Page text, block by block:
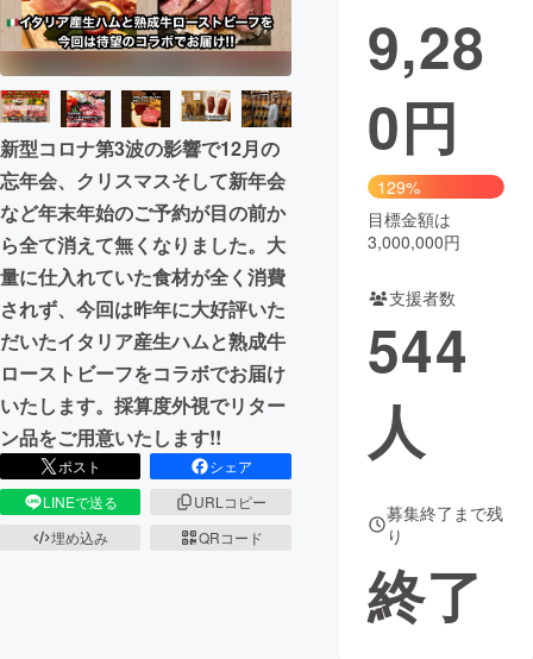
映像・映画
ビジネス・起業
まちづくり・地域活性化
CAMPFIRE for Social Good
CAMPFIRE Creation
CAMPFIREふるさと納税machi-ya コミュニティ
新型コロナ第3波の影響で12月の
忘年会、クリスマスそして新年会
など年末年始のご予約が目の前か
ら全て消えて無くなりました。大
量に仕入れていた食材が全く消費
されず、今回は昨年に大好評いた
だいたイタリア産生ハムと熟成牛
ローストビーフをコラボでお届け
いたします。採算度外視でリター
ン品をご用意いたします!!
ポスト
シェア
LINEで送る
URLコピー
埋め込み
QRコード
9,28
0円
129%
目標金額は
3,000,000円
支援者数
544
人
募集終了まで残
り
終了